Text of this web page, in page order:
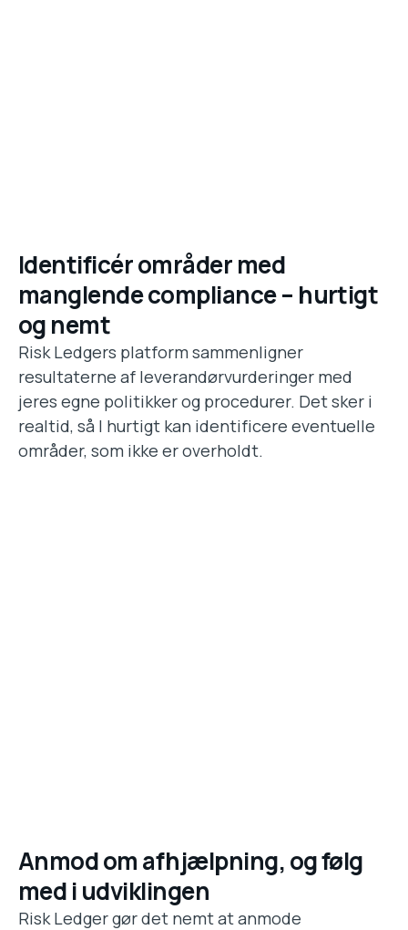
Identificér områder med
manglende compliance – hurtigt
og nemt
Risk Ledgers platform sammenligner
resultaterne af leverandørvurderinger med
jeres egne politikker og procedurer. Det sker i
realtid, så I hurtigt kan identificere eventuelle
områder, som ikke er overholdt.
Anmod om afhjælpning, og følg
med i udviklingen
Risk Ledger gør det nemt at anmode